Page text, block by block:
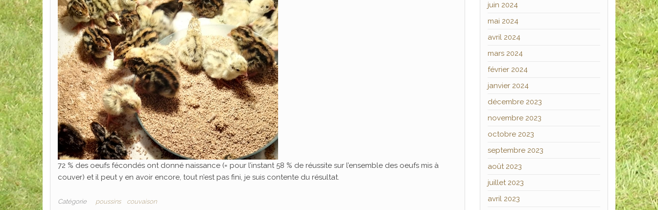
72 % des oeufs fécondés ont donné naissance (= pour l’instant 58 % de réussite sur l’ensemble des oeufs mis à
couver) et il peut y en avoir encore, tout n’est pas fini, je suis contente du résultat.
Catégorie poussins couvaison
juin 2024
mai 2024
avril 2024
mars 2024
février 2024
janvier 2024
décembre 2023
novembre 2023
octobre 2023
septembre 2023
août 2023
juillet 2023
avril 2023